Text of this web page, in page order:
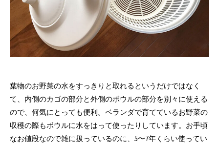
葉物のお野菜の水をすっきりと取れるというだけではなく
て、内側のカゴの部分と外側のボウルの部分を別々に使える
ので、何気にとっても便利。ベランダで育てているお野菜の
収穫の際もボウルに水をはって使ったりしています。お手頃
なお値段なので雑に扱っているのに、5〜7年くらい使ってい